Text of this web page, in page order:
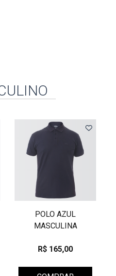
POLO AZUL
MASCULINA
R$ 165,00